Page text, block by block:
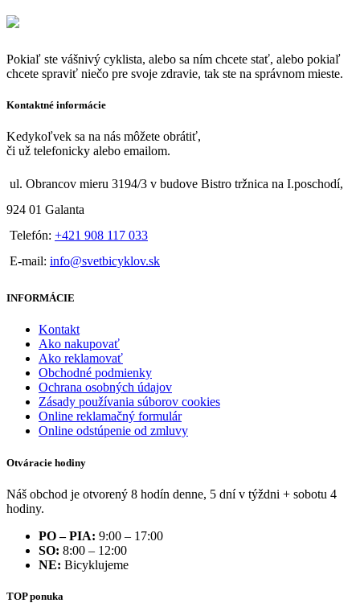
Pokiaľ ste vášnivý cyklista, alebo sa ním chcete stať, alebo pokiaľ
chcete spraviť niečo pre svoje zdravie, tak ste na správnom mieste.
Kontaktné informácie
Kedykoľvek sa na nás môžete obrátiť,
či už telefonicky alebo emailom.
ul. Obrancov mieru 3194/3 v budove Bistro tržnica na I.poschodí,
924 01 Galanta
Telefón: +421 908 117 033
E-mail: info@svetbicyklov.sk
INFORMÁCIE
Kontakt
Ako nakupovať
Ako reklamovať
Obchodné podmienky
Ochrana osobných údajov
Zásady používania súborov cookies
Online reklamačný formulár
Online odstúpenie od zmluvy
Otváracie hodiny
Náš obchod je otvorený 8 hodín denne, 5 dní v týždni + sobotu 4
hodiny.
PO – PIA: 9:00 – 17:00
SO: 8:00 – 12:00
NE: Bicyklujeme
TOP ponuka